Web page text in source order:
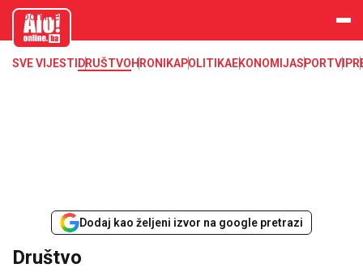
aloonline.b
SVE VIJESTI DRUŠTVOHRONIKAPOLITIKAEKONOMIJASPORTVIP
Dodaj kao željeni izvor na google pretrazi
Društvo